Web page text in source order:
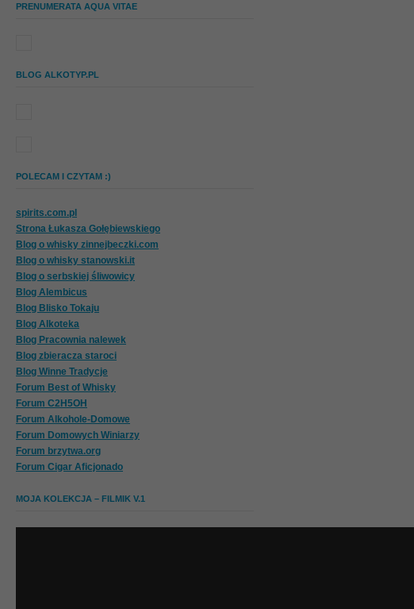
PRENUMERATA AQUA VITAE
BLOG ALKOTYP.PL
POLECAM I CZYTAM :)
spirits.com.pl
Strona Łukasza Gołębiewskiego
Blog o whisky zinnejbeczki.com
Blog o whisky stanowski.it
Blog o serbskiej śliwowicy
Blog Alembicus
Blog Blisko Tokaju
Blog Alkoteka
Blog Pracownia nalewek
Blog zbieracza staroci
Blog Winne Tradycje
Forum Best of Whisky
Forum C2H5OH
Forum Alkohole-Domowe
Forum Domowych Winiarzy
Forum brzytwa.org
Forum Cigar Aficjonado
MOJA KOLEKCJA – FILMIK V.1